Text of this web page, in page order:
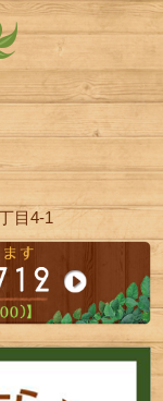
目4-1